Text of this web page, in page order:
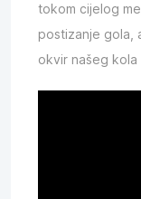
tokom cijelog
postizanje gola,
okvir našeg